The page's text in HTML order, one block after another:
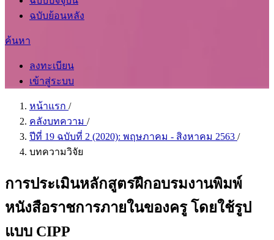
ฉบับย้อนหลัง
ค้นหา
ลงทะเบียน
เข้าสู่ระบบ
หน้าแรก /
คลังบทความ /
ปีที่ 19 ฉบับที่ 2 (2020): พฤษภาคม - สิงหาคม 2563 /
บทความวิจัย
การประเมินหลักสูตรฝึกอบรมงานพิมพ์
หนังสือราชการภายในของครู โดยใช้รูป
แบบ CIPP